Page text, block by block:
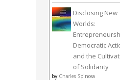
Disclosing New
Worlds:
Democratic
and the
of Solidarity
by Charles Spinosa